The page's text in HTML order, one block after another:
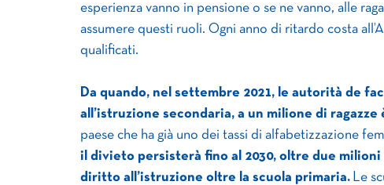
esperienza vanno in pensione o se ne vanno, alle
assumere questi ruoli. Ogni anno di ritardo costa
qualificati.
Da quando, nel settembre 2021, le autorità de
all’istruzione secondaria, a un milione di
paese che ha già uno dei tassi di alfabetizzazione
il divieto persisterà fino al 2030, oltre due
diritto all’istruzione oltre la scuola primaria. Le